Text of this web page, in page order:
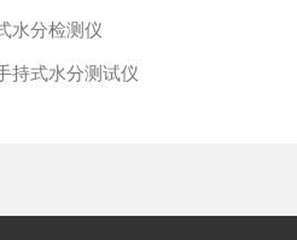
水分检测仪
持式水分测试仪